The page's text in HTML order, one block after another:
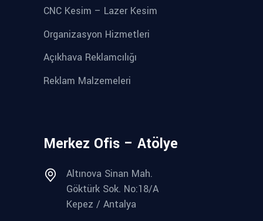
CNC Kesim – Lazer Kesim
Organizasyon Hizmetleri
Açıkhava Reklamcılığı
Reklam Malzemeleri
Merkez Ofis – Atölye
Altınova Sinan Mah.
Göktürk Sok. No:18/A
Kepez / Antalya